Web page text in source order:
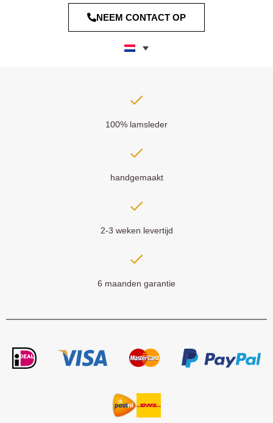
NEEM CONTACT OP
100% lamsleder
handgemaakt
2-3 weken levertijd
6 maanden garantie